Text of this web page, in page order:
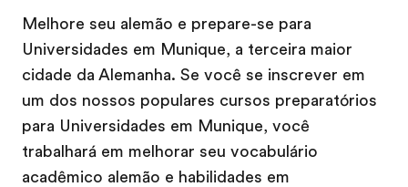
Melhore seu alemão e prepare-se para
Universidades em Munique, a terceira maior
cidade da Alemanha. Se você se inscrever em
um dos nossos populares cursos preparatórios
para Universidades em Munique, você
trabalhará em melhorar seu vocabulário
acadêmico alemão e habilidades em